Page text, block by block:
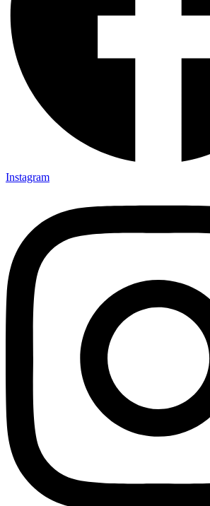
Instagram